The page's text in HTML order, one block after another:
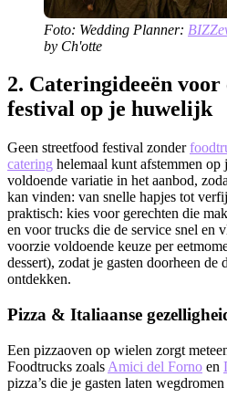
Foto: Wedding Planner:
by Ch'otte
2. Cateringideeën voor
festival op je huwelijk
Geen streetfood festival zonder
catering helemaal kunt afstemmen
voldoende variatie in het aanbod,
kan vinden: van snelle hapjes tot
praktisch: kies voor gerechten die
en voor trucks die de service snel en
voorzie voldoende keuze per
dessert), zodat je gasten doorheen de
ontdekken.
Pizza & Italiaanse
Een pizzaoven op wielen zorgt
Foodtrucks zoals Amici del Forno en
pizza’s die je gasten laten